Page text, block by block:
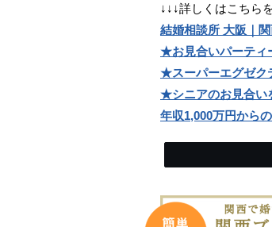
↓↓↓詳しくはこちら
結婚相談所 大阪｜
★お見合いパーティ
★スーパーエグゼク
★シニアのお見合い
年収1,000万円から